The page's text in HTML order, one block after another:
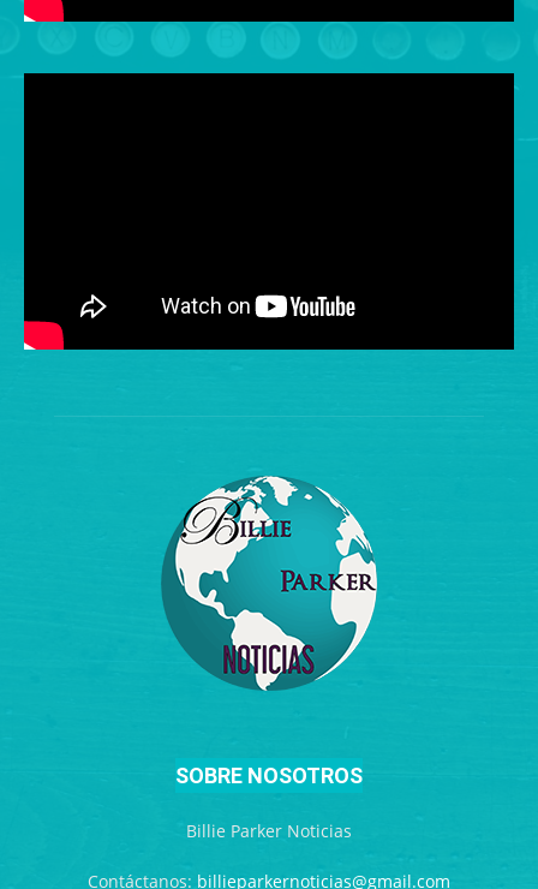
SOBRE NOSOTROS
Billie Parker Noticias
Contáctanos: billieparkernoticias@gmail.com